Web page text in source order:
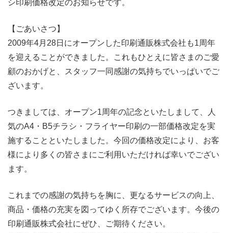
シ印刷価格改定のお知らせです。
【ごあいさつ】
2009年4月28日にオープンした印刷通販株式会社も1周年
を迎えることができました。これもひとえに皆さまのご愛
顧のおかげと、スタッフ一同感謝の気持ちでいっぱいでご
ざいます。
つきましては、オープン1周年の記念といたしまして、人
気のA4・B5チラシ・フライヤー印刷の一部価格改定を実
施することといたしました。今回の価格改定により、お客
様により多くの皆さまにご利用いただければ幸いでござい
ます。
これまでの感謝の気持ちを胸に、更なるサービスの向上、
商品・価格の充実を図ってゆく所存でございます。今後の
印刷通販株式会社にぜひ、ご期待ください。